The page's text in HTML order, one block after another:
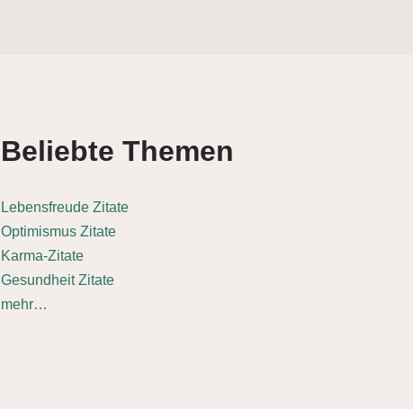
Beliebte Themen
Lebensfreude Zitate
Optimismus Zitate
Karma-Zitate
Gesundheit Zitate
mehr…